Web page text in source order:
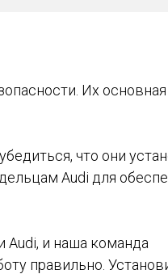
Их
что они
Audi для
Audi, и наша команда
правильно.